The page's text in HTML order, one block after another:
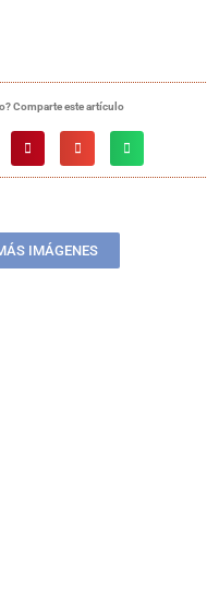
Comparte este artículo
IMÁGENES